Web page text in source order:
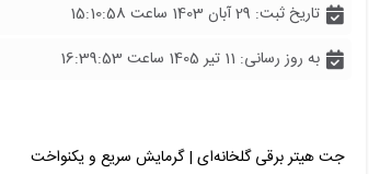
تاریخ ثبت: 29 آبان 1403 ساعت 15:10:58
به روز رسانی: 11 تیر 1405 ساعت 16:39:53
جت هیتر برقی گلخانه‌ای | گرمایش سریع و یکنواخت